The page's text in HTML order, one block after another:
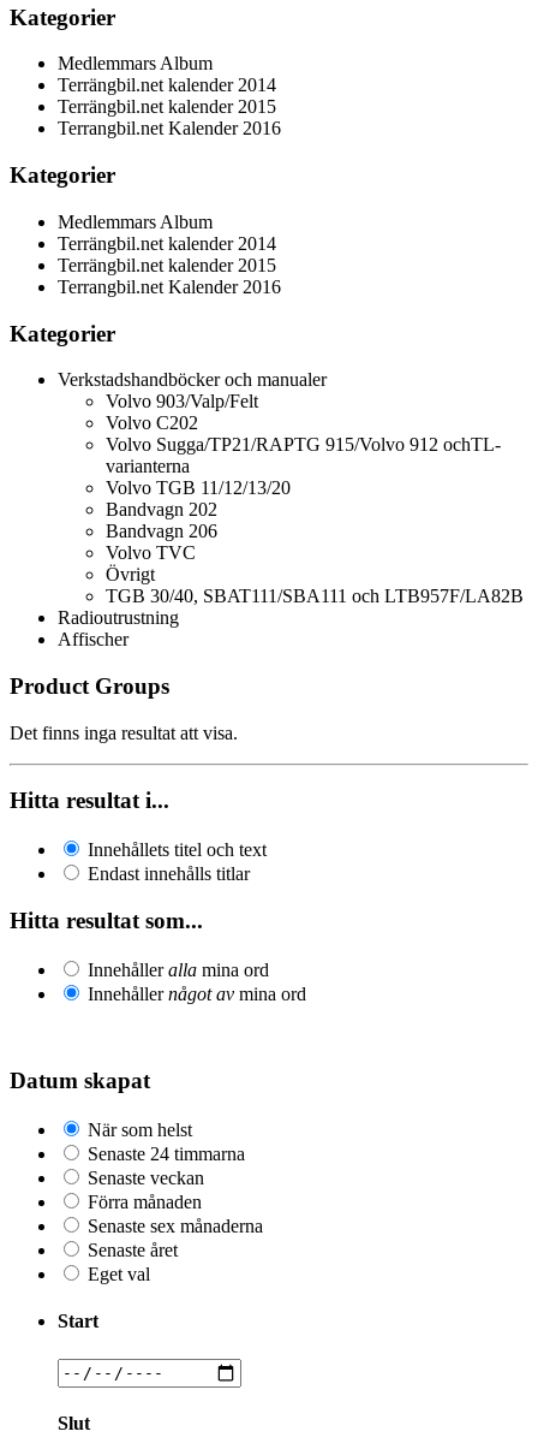
Kategorier
Medlemmars Album
Terrängbil.net kalender 2014
Terrängbil.net kalender 2015
Terrangbil.net Kalender 2016
Kategorier
Medlemmars Album
Terrängbil.net kalender 2014
Terrängbil.net kalender 2015
Terrangbil.net Kalender 2016
Kategorier
Verkstadshandböcker och manualer
Volvo 903/Valp/Felt
Volvo C202
Volvo Sugga/TP21/RAPTG 915/Volvo 912 ochTL-
varianterna
Volvo TGB 11/12/13/20
Bandvagn 202
Bandvagn 206
Volvo TVC
Övrigt
TGB 30/40, SBAT111/SBA111 och LTB957F/LA82B
Radioutrustning
Affischer
Product Groups
Det finns inga resultat att visa.
Hitta resultat i...
Innehållets titel och text
Endast innehålls titlar
Hitta resultat som...
Innehålleralla mina ord
Innehållernågot av mina ord
Datum skapat
När som helst
Senaste 24 timmarna
Senaste veckan
Förra månaden
Senaste sex månaderna
Senaste året
Eget val
Start
Slut